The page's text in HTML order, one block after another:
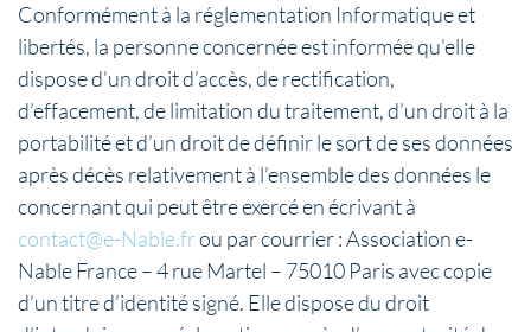
Conformément à la réglementation Informatique et
libertés, la personne concernée est informée qu’elle
dispose d’un droit d’accès, de rectification,
d’effacement, de limitation du traitement, d’un droit à la
portabilité et d’un droit de définir le sort de ses données
après décès relativement à l’ensemble des données le
concernant qui peut être exercé en écrivant à
contact@e-Nable.frou par courrier : Association e-
Nable France – 4 rue Martel – 75010 Paris avec copie
d’un titre d’identité signé. Elle dispose du droit